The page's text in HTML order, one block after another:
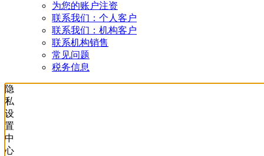
为您的账户注资
联系我们：个人客户
联系我们：机构客户
联系机构销售
常见问题
税务信息
隐
私
设
置
中
心